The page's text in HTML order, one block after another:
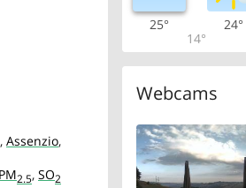
, Assenzio,
PM2.5, SO2
25°
14°
24°
Webcams